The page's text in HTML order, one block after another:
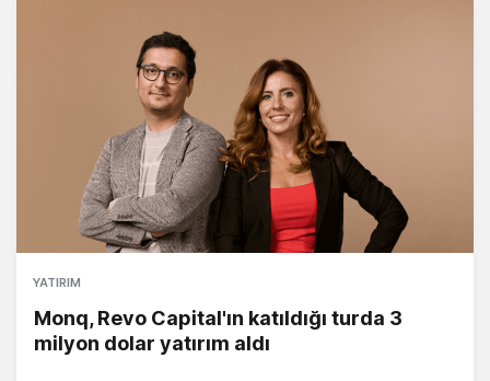
YATIRIM
Monq, Revo Capital'ın katıldığı turda 3
milyon dolar yatırım aldı